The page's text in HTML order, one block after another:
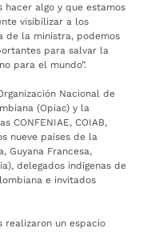
algo y que estamos
visibilizar a los
de la ministra, podemos
para salvar la
para el mundo”.
Nacional de
(Opiac) y la
CONFENIAE, COIAB,
nueve países de la
Guyana Francesa,
delegados indígenas de
e invitados
realizaron un espacio